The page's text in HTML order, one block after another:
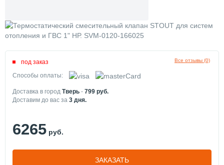
Все отзывы (0)
под заказ
Способы оплаты:
Доставка в город Тверь - 799 руб.
Доставим до вас за 3 дня.
6265 руб.
ЗАКАЗАТЬ